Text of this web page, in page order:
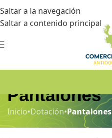
Saltar a la navegación
Saltar a contenido principal
Pantalones
Inicio•Dotación•Pantalones